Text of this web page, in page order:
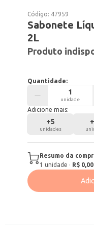
Código: 47959
Sabonete
2L
Produto
Quantidade:
unidade
Adicione mais:
+5
unidades
+
Resumo da
1 unidade · R$ 0,00